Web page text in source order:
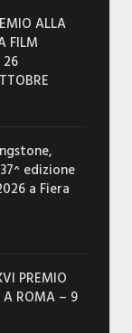
ALLA
FILM
26
edizione
a Fiera
PREMIO
A ROMA – 9